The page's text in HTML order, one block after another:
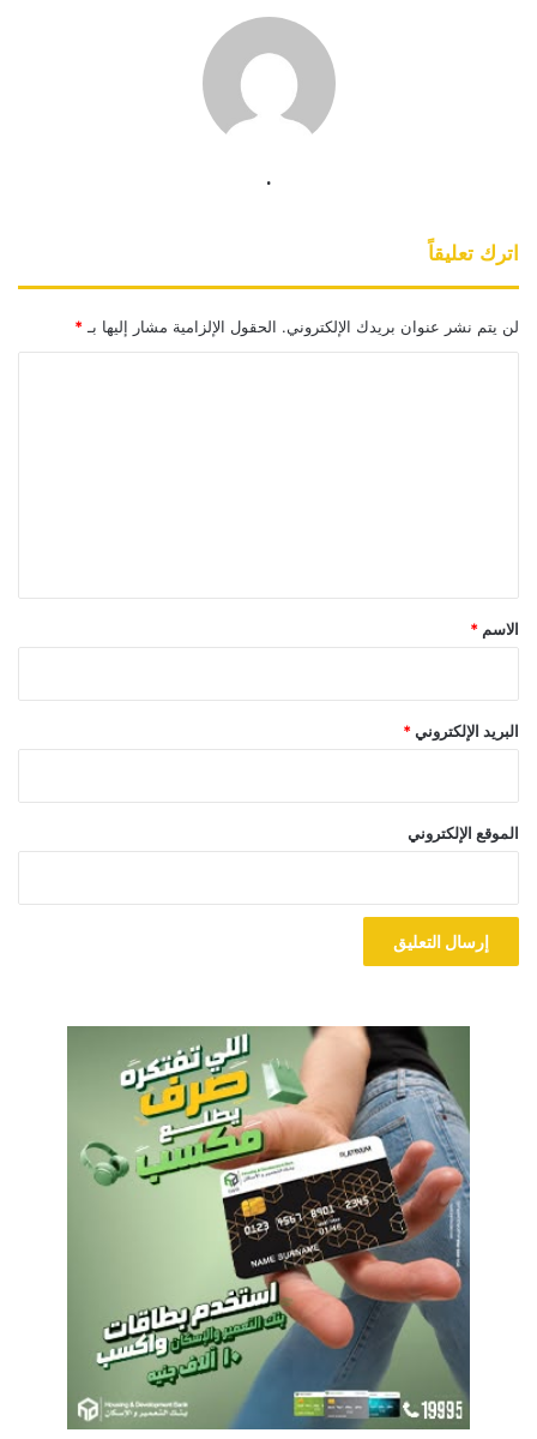
.
اترك تعليقاً
لن يتم نشر عنوان بريدك الإلكتروني. الحقول الإلزامية مشار إليها بـ *
*
الاسم *
البريد الإلكتروني *
الموقع الإلكتروني